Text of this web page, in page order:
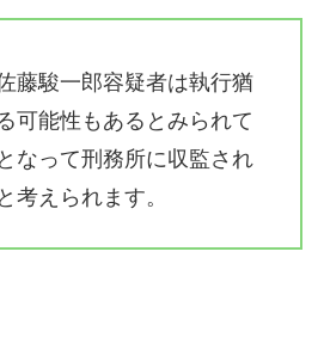
藤駿一郎容疑者は執行猶
可能性もあるとみられて
なって刑務所に収監され
考えられます。